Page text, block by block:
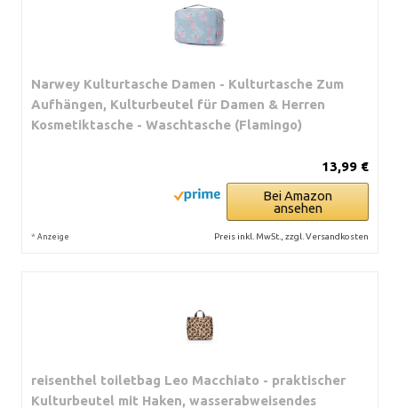
Narwey Kulturtasche Damen - Kulturtasche Zum
Aufhängen, Kulturbeutel für Damen & Herren
Kosmetiktasche - Waschtasche (Flamingo)
13,99 €
Bei Amazon
ansehen
* Anzeige Preis inkl. MwSt., zzgl. Versandkosten
reisenthel toiletbag Leo Macchiato - praktischer
Kulturbeutel mit Haken, wasserabweisendes